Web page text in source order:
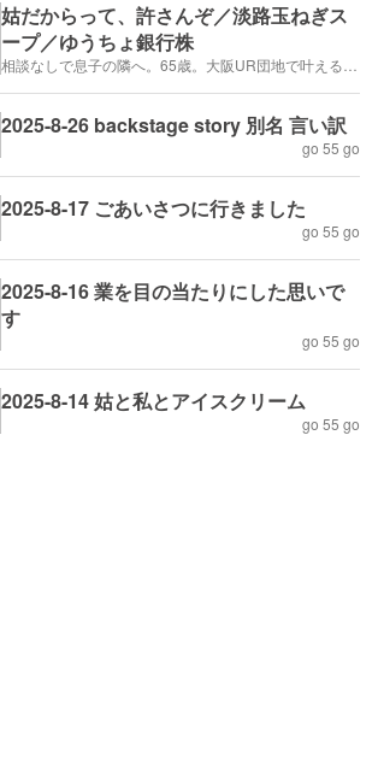
姑だからって、許さんぞ／淡路玉ねぎス
ープ／ゆうちょ銀行株
2025-8-26 backstage story 別名 言い訳
go 55 go
2025-8-17 ごあいさつに行きました
go 55 go
2025-8-16 業を目の当たりにした思いで
す
go 55 go
2025-8-14 姑と私とアイスクリーム
go 55 go